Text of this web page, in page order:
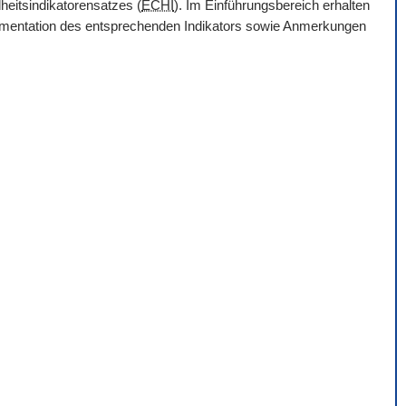
(ECHI). Im Einführungsbereich erhalten
des entsprechenden Indikators sowie Anmerkungen